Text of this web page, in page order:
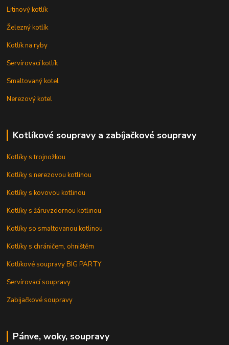
Litinový kotlík
Železný kotlík
Kotlík na ryby
Servírovací kotlík
Smaltovaný kotel
Nerezový kotel
Kotlíkové soupravy a zabíjačkové soupravy
Kotlíky s trojnožkou
Kotlíky s nerezovou kotlinou
Kotlíky s kovovou kotlinou
Kotlíky s žáruvzdornou kotlinou
Kotlíky so smaltovanou kotlinou
Kotlíky s chráničem, ohništěm
Kotlíkové soupravy BIG PARTY
Servírovací soupravy
Zabijačkové soupravy
Pánve, woky, soupravy